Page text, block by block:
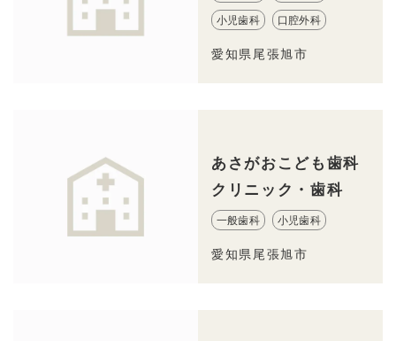
小児歯科 口腔外科
愛知県尾張旭市
あさがおこども歯科
クリニック・歯科
一般歯科 小児歯科
愛知県尾張旭市